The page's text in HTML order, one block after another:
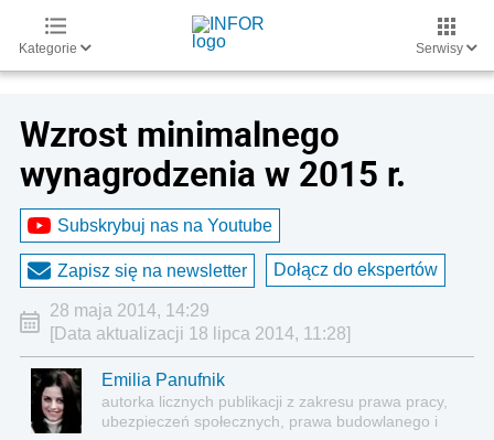
Kategorie Serwisy
Wzrost minimalnego
wynagrodzenia w 2015 r.
Subskrybuj nas na Youtube
Zapisz się na newsletter Dołącz do ekspertów
28 maja 2014, 14:29
[Data aktualizacji 18 lipca 2014, 11:28]
Emilia Panufnik
autorka licznych publikacji z zakresu prawa pracy,
ubezpieczeń społecznych, prawa budowlanego i